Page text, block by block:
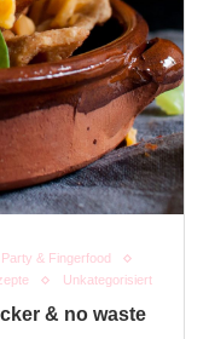
Party & Fingerfood
Unkategorisiert
& no waste